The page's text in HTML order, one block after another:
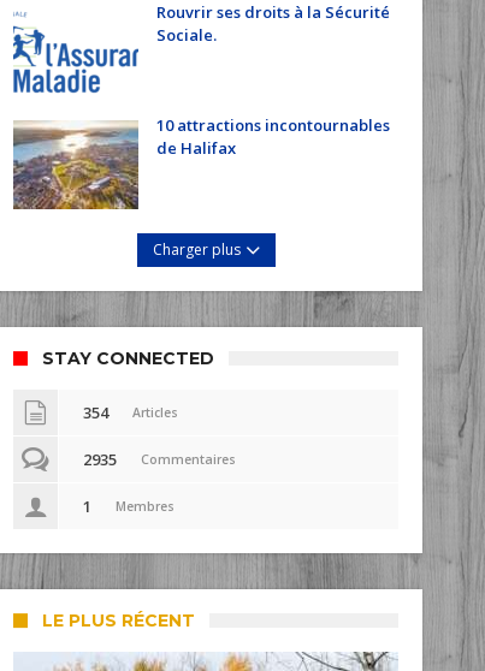
Rouvrir ses droits à la Sécurité
Sociale.
10 attractions incontournables
de Halifax
Charger plus
STAY CONNECTED
354 Articles
2935 Commentaires
1 Membres
LE PLUS RÉCENT